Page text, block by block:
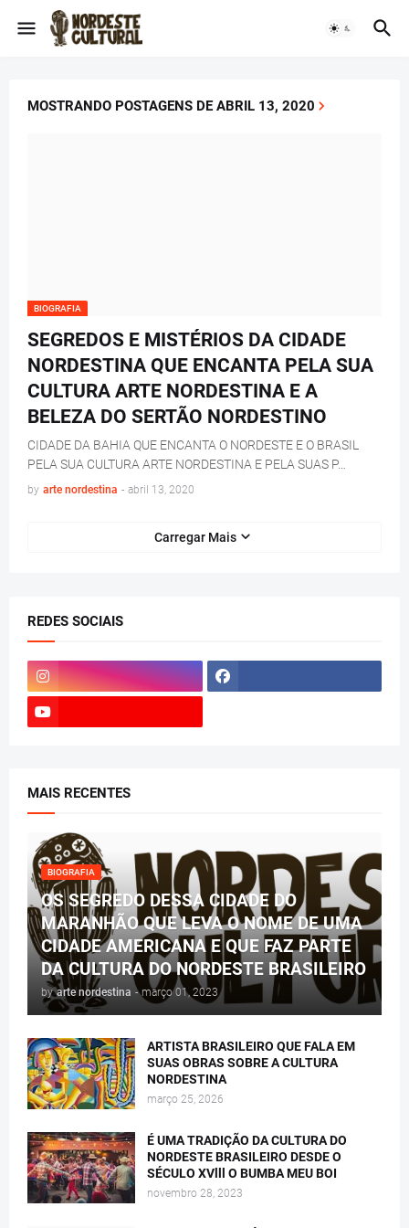
MOSTRANDO POSTAGENS DE ABRIL 13, 2020
BIOGRAFIA
SEGREDOS E MISTÉRIOS DA CIDADE
NORDESTINA QUE ENCANTA PELA SUA
CULTURA ARTE NORDESTINA E A
BELEZA DO SERTÃO NORDESTINO
CIDADE DA BAHIA QUE ENCANTA O NORDESTE E O BRASIL
PELA SUA CULTURA ARTE NORDESTINA E PELA SUAS P…
by arte nordestina - abril 13, 2020
Carregar Mais
REDES SOCIAIS
MAIS RECENTES
BIOGRAFIA
OS SEGREDO DESSA CIDADE DO
MARANHÃO QUE LEVA O NOME DE UMA
CIDADE AMERICANA E QUE FAZ PARTE
DA CULTURA DO NORDESTE BRASILEIRO
by arte nordestina - março 01, 2023
ARTISTA BRASILEIRO QUE FALA EM
SUAS OBRAS SOBRE A CULTURA
NORDESTINA
março 25, 2026
É UMA TRADIÇÃO DA CULTURA DO
NORDESTE BRASILEIRO DESDE O
SÉCULO XVlll O BUMBA MEU BOI
novembro 28, 2023